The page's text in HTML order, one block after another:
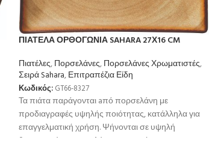
ΠΙΑΤΕΛΑ ΟΡΘΟΓΩΝΙΑ SAHARA 27Χ16 CM
Πιατέλες,Πορσελάνες,Πορσελάνες Χρωματιστές,
Σειρά Sahara,Επιτραπέζια Είδη
Κωδικός: GT66-8327
Τα πιάτα παράγονται aπό πορσελάνη με
προδιαγραφές υψηλής ποιότητας, κατάλληλα για
επαγγελματική χρήση. Ψήνονται σε υψηλή
θερμοκρσία για μεγαλύτερη αντοχή